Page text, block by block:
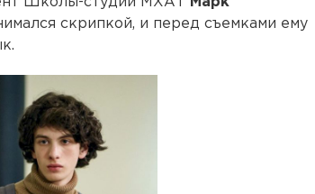
скрипкой, и перед съемками ему